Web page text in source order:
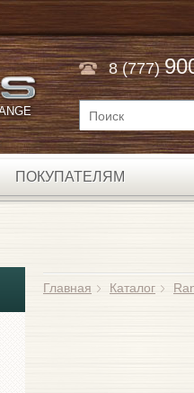
8 (777)
ПОКУПАТЕЛЯМ
Главная Каталог